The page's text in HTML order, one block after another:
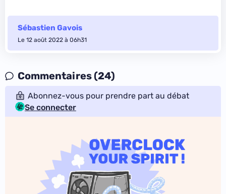
Sébastien Gavois
Le 12 août 2022 à 06h31
Commentaires (24)
Abonnez-vous pour prendre part au débat
Se connecter